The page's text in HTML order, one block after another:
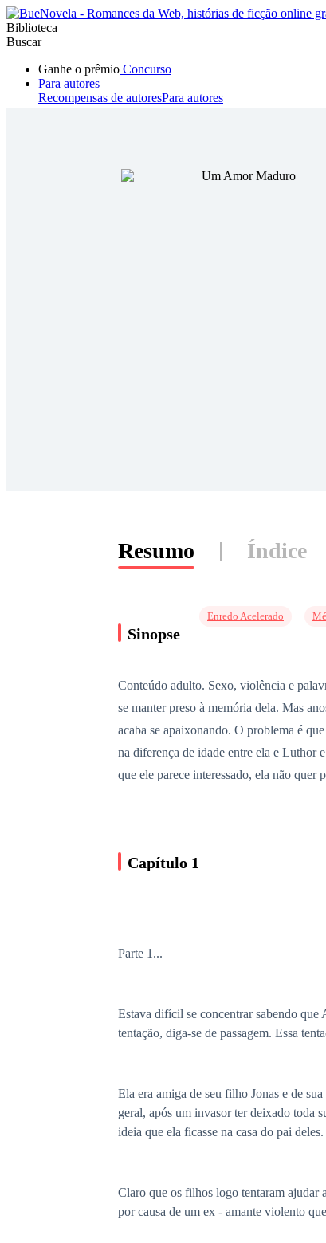
Biblioteca
Buscar
Ganhe o prêmio Concurso
Para autores
Recompensas de autoresPara autores
Ranking
Hombre lobo Mafia Sistema Fantasía
Resumo Índice
Sinopse
Enredo Acelerado
Conteúdo adulto. Sexo, violência e
se manter preso à memória dela. Mas
acaba se apaixonando. O problema é
na diferença de idade entre ela e Luthor
que ele parece interessado, ela não quer
Capítulo 1
Parte 1...
Estava difícil se concentrar sabendo que
tentação, diga-se de passagem. Essa
Ela era amiga de seu filho Jonas e de
geral, após um invasor ter deixado toda
ideia que ela ficasse na casa do pai deles.
Claro que os filhos logo tentaram ajudar
por causa de um ex - amante violento